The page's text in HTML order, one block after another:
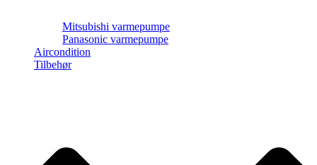
Mitsubishi varmepumpe
Panasonic varmepumpe
Aircondition
Tilbehør